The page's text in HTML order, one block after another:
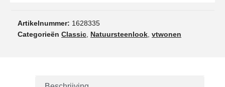
Artikelnummer: 1628335
Categorieën Classic Natuursteenlook vtwonen